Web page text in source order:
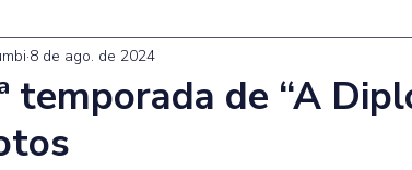
temporada de “A
8 de ago. de 2024